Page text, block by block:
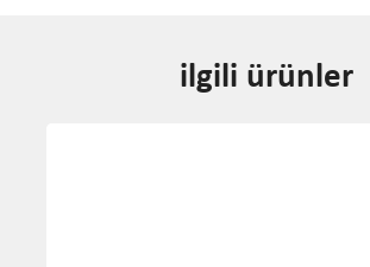
ilgili ürünler